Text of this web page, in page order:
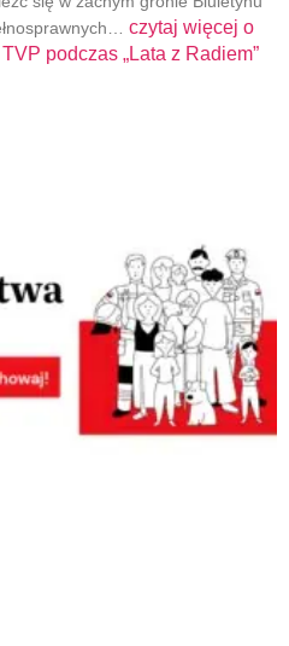
czytaj więcej o
podczas „Lata z Radiem”